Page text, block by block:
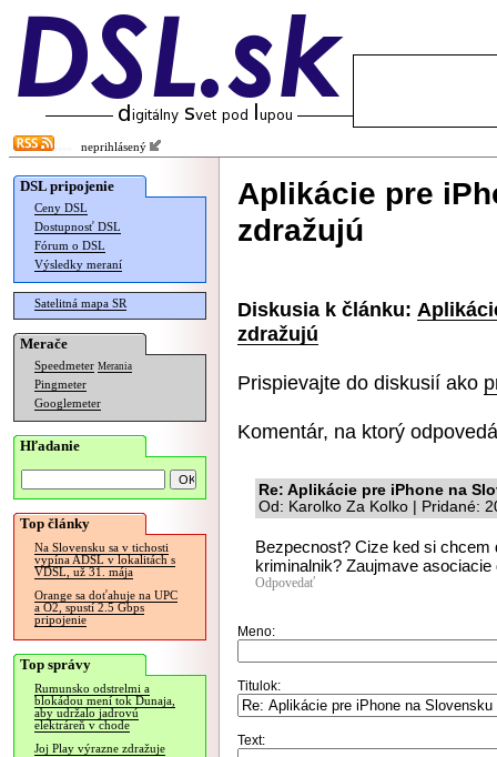
neprihlásený
DSL pripojenie
Ceny DSL
Dostupnosť DSL
Fórum o DSL
Výsledky meraní
Satelitná mapa SR
Merače
Speedmeter Merania
Pingmeter
Googlemeter
Hľadanie
Top články
Na Slovensku sa v tichosti
vypína ADSL v lokalitách s
VDSL, už 31. mája
Orange sa doťahuje na UPC
a O2, spustí 2.5 Gbps
pripojenie
Top správy
Rumunsko odstrelmi a
blokádou mení tok Dunaja,
aby udržalo jadrovú
elektráreň v chode
Joj Play výrazne zdražuje
Aplikácie pre
zdražujú
Diskusia k článku:
zdražujú
Prispievajte do diskusií ako
Komentár, na ktorý
Re: Aplikácie pre iPhone na
Od: Karolko Za Kolko | Pridané:
Bezpecnost? Cize ked si
kriminalnik? Zaujmave asociacie
Odpovedať
Meno:
Titulok:
Text: